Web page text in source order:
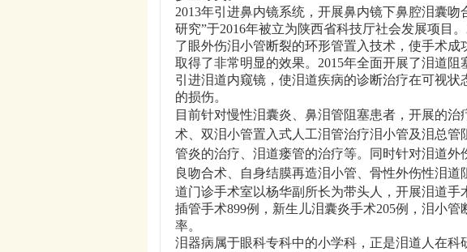
2013年引进鼻内镜系统，开展鼻内镜下鼻腔泪囊
研究”于2016年被立为陕西省科技厅社会发展项目
了眼外伤泪小管断裂的环形管置入技术，使手术成
取得了非常明显的效果。2015年全面开展了泪道
引进泪道内窥镜，使泪道疾病的诊断治疗在可视
的损伤。
目前针对慢性泪囊炎、鼻泪管阻塞患者，开展的
术、双泪小管置入式人工泪管治疗泪小管及泪总
管炎的治疗、泪道瘘管的治疗等。同时针对泪道
良吻合术、自身结膜再造泪小管、骨性外伤性泪道
道门诊手术室以杨华副所长为带头人，开展泪道手
插管手术899例，新生儿泪囊炎手术205例，泪小
率。
泪器病属于眼科专科中的小学科，正是泪道人在